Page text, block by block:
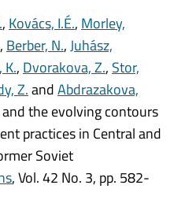
, Kovács, I.É., Morley,
, Berber, N.,Juhász,
K., Dvorakova, Z., Stor,
Z.andAbdrazakova,
the evolving contours
practices in Central and
Soviet
, Vol. 42 No. 3, pp. 582-